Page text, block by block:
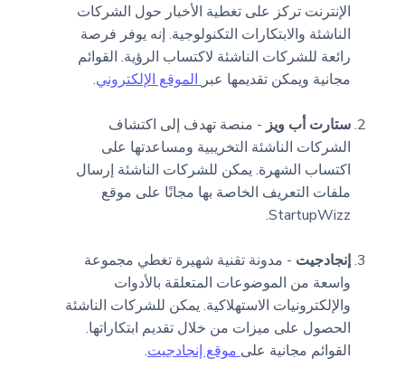
الإنترنت تركز على تغطية الأخبار حول الشركات
الناشئة والابتكارات التكنولوجية. إنه يوفر فرصة
رائعة للشركات الناشئة لاكتساب الرؤية. القوائم
مجانية ويمكن تقديمها عبر الموقع الإلكتروني.
ستارت أب ويز - منصة تهدف إلى اكتشاف
الشركات الناشئة التخريبية ومساعدتها على
اكتساب الشهرة. يمكن للشركات الناشئة إرسال
ملفات التعريف الخاصة بها مجانًا على موقع
StartupWizz.
إنجادجيت - مدونة تقنية شهيرة تغطي مجموعة
واسعة من الموضوعات المتعلقة بالأدوات
والإلكترونيات الاستهلاكية. يمكن للشركات الناشئة
الحصول على ميزات من خلال تقديم ابتكاراتها.
القوائم مجانية على موقع إنجادجيت.